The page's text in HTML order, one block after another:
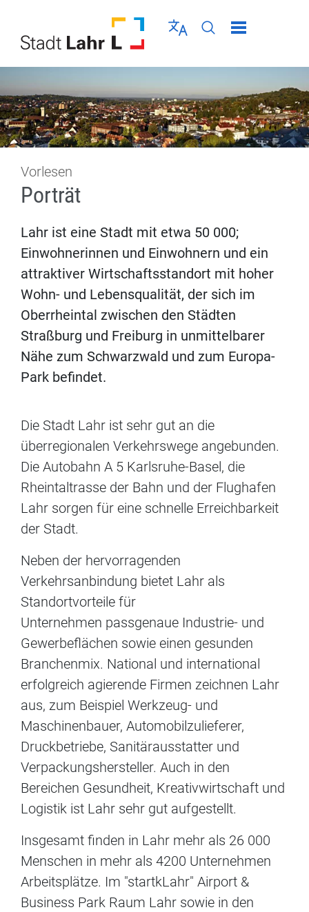
Sprache wählen
Seiten-Suche
Menü schließen
Vorlesen
Porträt
Lahr ist eine Stadt mit etwa 50 000;
Einwohnerinnen und Einwohnern und ein
attraktiver Wirtschaftsstandort mit hoher
Wohn- und Lebensqualität, der sich im
Oberrheintal zwischen den Städten
Straßburg und Freiburg in unmittelbarer
Nähe zum Schwarzwald und zum Europa-
Park befindet.
Die Stadt Lahr ist sehr gut an die
überregionalen Verkehrswege angebunden.
Die Autobahn A 5 Karlsruhe-Basel, die
Rheintaltrasse der Bahn und der Flughafen
Lahr sorgen für eine schnelle Erreichbarkeit
der Stadt.
Neben der hervorragenden
Verkehrsanbindung bietet Lahr als
Standortvorteile für
Unternehmen passgenaue Industrie- und
Gewerbeflächen sowie einen gesunden
Branchenmix. National und international
erfolgreich agierende Firmen zeichnen Lahr
aus, zum Beispiel Werkzeug- und
Maschinenbauer, Automobilzulieferer,
Druckbetriebe, Sanitärausstatter und
Verpackungshersteller. Auch in den
Bereichen Gesundheit, Kreativwirtschaft und
Logistik ist Lahr sehr gut aufgestellt.
Insgesamt finden in Lahr mehr als 26 000
Menschen in mehr als 4200 Unternehmen
Arbeitsplätze. Im "startkLahr" Airport &
Business Park Raum Lahr sowie in den